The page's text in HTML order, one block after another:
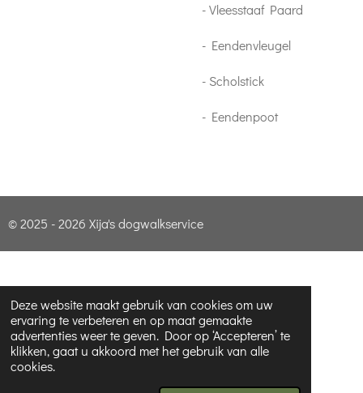
Deze website maakt gebruik van cookies om uw
ervaring te verbeteren en op maat gemaakte
advertenties weer te geven. Door op ‘Accepteren’ te
klikken, gaat u akkoord met het gebruik van alle
cookies.
- Vleesstaaf Paard
- Eendenvleugel
- Scholstick
- Eendenpoot
© 2025 - 2026 Xija's dogwalkservice